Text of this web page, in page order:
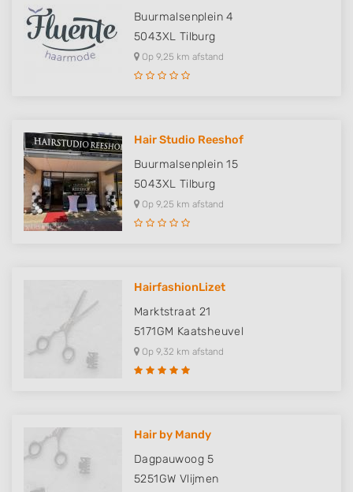
Buurmalsenplein 4
5043XL Tilburg
Op 9,25 km afstand
Hair Studio Reeshof
Buurmalsenplein 15
5043XL Tilburg
Op 9,25 km afstand
HairfashionLizet
Marktstraat 21
5171GM Kaatsheuvel
Op 9,32 km afstand
Hair by Mandy
Dagpauwoog 5
5251GW Vlijmen